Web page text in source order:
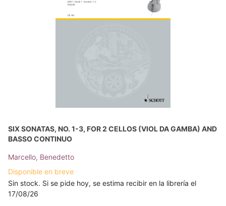
SIX SONATAS, NO. 1-3, FOR 2 CELLOS (VIOL DA GAMBA) AND
BASSO CONTINUO
Marcello, Benedetto
Disponible en breve
Sin stock. Si se pide hoy, se estima recibir en la librería el
17/08/26